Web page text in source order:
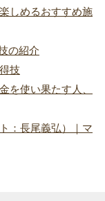
しめるおすすめ施
の紹介
技
を使い果たす人、
：長尾義弘）｜マ